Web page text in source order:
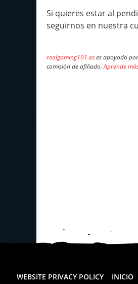
Si quieres estar al
seguirnos en nuestra
realgaming101.eses apoyado
comisión de afiliado.Aprende
WEBSITE PRIVACY POLICY
INICIO